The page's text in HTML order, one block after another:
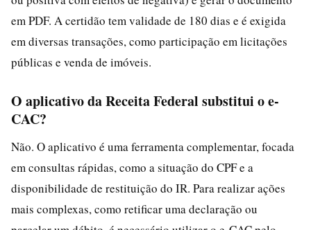
em PDF. A certidão tem validade de 180 dias e é exigida
em diversas transações, como participação em licitações
públicas e venda de imóveis.
O aplicativo da Receita Federal substitui o e-
CAC?
Não. O aplicativo é uma ferramenta complementar, focada
em consultas rápidas, como a situação do CPF e a
disponibilidade de restituição do IR. Para realizar ações
mais complexas, como retificar uma declaração ou